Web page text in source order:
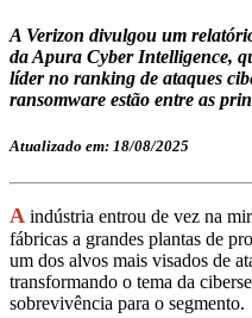
A Verizon divulgou um
da Apura Cyber Intelligence,
líder no ranking de ataques
ransomware estão entre as
Atualizado em: 18/08/2025
A indústria entrou de vez na
fábricas a grandes plantas de
um dos alvos mais visados de
transformando o tema da
sobrevivência para o segmento.